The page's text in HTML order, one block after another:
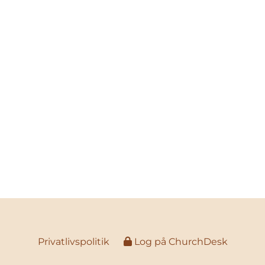
Privatlivspolitik Log på ChurchDesk